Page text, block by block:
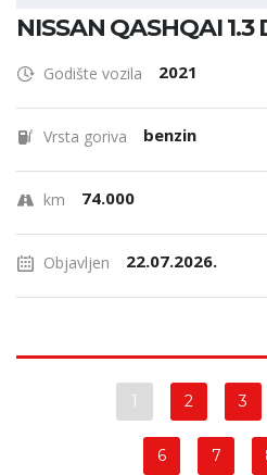
NISSAN QASHQAI 1.3
Godište vozila 2021
Vrsta goriva benzin
km 74.000
Objavljen 22.07.2026.
1 2 3
6 7